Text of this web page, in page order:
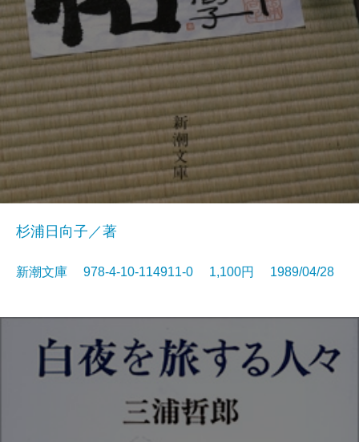
杉浦日向子／著
新潮文庫 978-4-10-114911-0 1,100円 1989/04/28